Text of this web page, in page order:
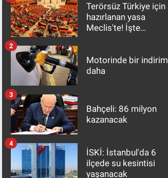
Terörsüz Türkiye için
hazırlanan yasa
Meclis'te! İşte
Motorinde bir indirim
daha
2
Bahçeli: 86 milyon
kazanacak
3
İSKİ: İstanbul'da 6
ilçede su kesintisi
yaşanacak
4